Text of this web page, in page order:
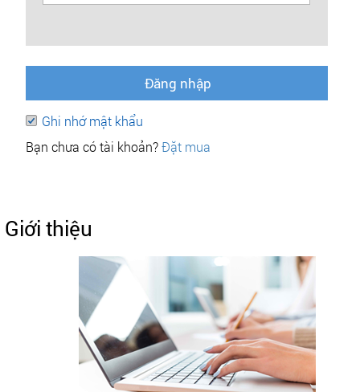
Đăng nhập
Ghi nhớ mật khẩu
Bạn chưa có tài khoản?Đặt mua
Giới thiệu